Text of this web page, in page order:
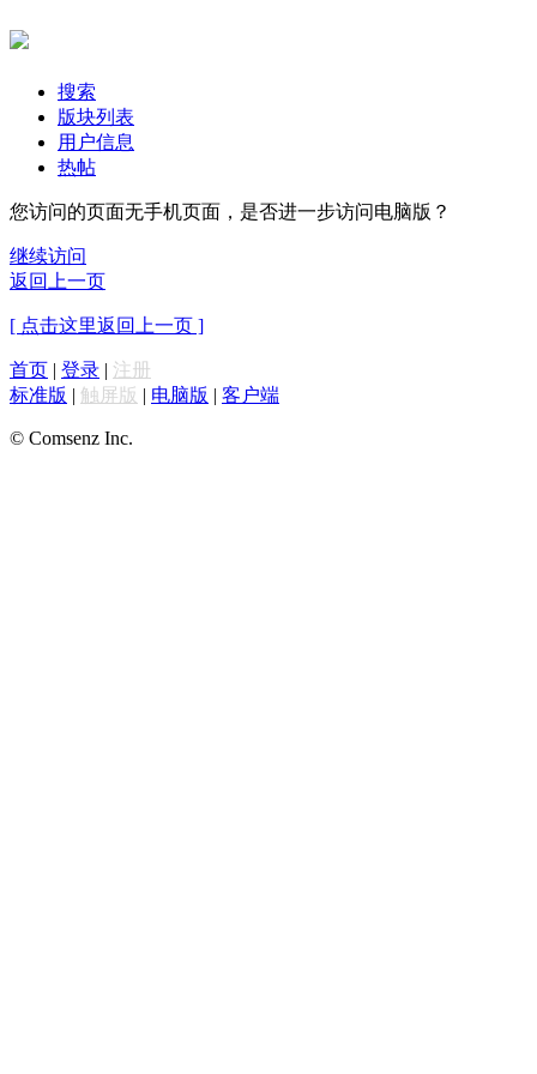
搜索
版块列表
用户信息
热帖
您访问的页面无手机页面，是否进一步访问电脑版？
继续访问
返回上一页
[ 点击这里返回上一页 ]
首页 | 登录 | 注册
标准版 | 触屏版 | 电脑版 | 客户端
© Comsenz Inc.